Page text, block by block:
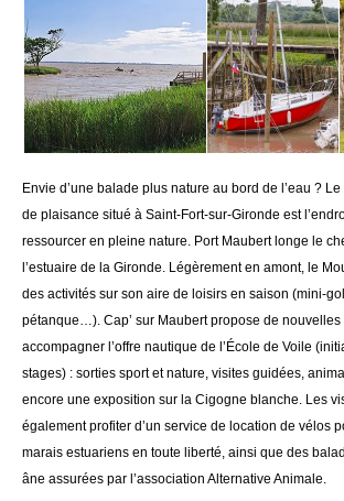
Envie d’une balade plus nature au bord de l’eau ?
de plaisance situé à Saint-Fort-sur-Gironde est
ressourcer en pleine nature. Port Maubert longe le
l’estuaire de la Gironde. Légèrement en amont, le
des activités sur son aire de loisirs en saison (mini-
pétanque…). Cap’ sur Maubert propose de nouvelles
accompagner l’offre nautique de l’École de Voile
stages) : sorties sport et nature, visites guidées,
encore une exposition sur la Cigogne blanche. Les
également profiter d’un service de location de vélos
marais estuariens en toute liberté, ainsi que des
âne assurées par l’association Alternative Animale.